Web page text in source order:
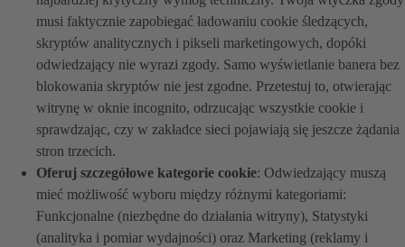
musi faktycznie zapobiegać ładowaniu cookie śledzących,
skryptów analitycznych i pikseli marketingowych, dopóki
odwiedzający nie wyrazi zgody. Samo wyświetlanie banera bez
blokowania skryptów nie jest zgodne. Przetestuj to, otwierając
witrynę w oknie incognito, odrzucając wszystkie cookie i
sprawdzając, czy w zakładce sieci pojawiają się jeszcze żądania
stron trzecich.
Oferuj szczegółowe kategorie cookie: Odwiedzający muszą
mieć możliwość wyboru między różnymi kategoriami:
Funkcjonalne (niezbędne do działania witryny), Statystyki
(analityka i pomiar wydajności) oraz Marketing (reklamy i